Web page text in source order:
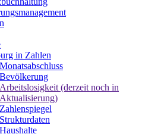
in Zahlen
Monatsabschluss
Bevölkerung
Arbeitslosigkeit (derzeit noch in
Aktualisierung)
Zahlenspiegel
Strukturdaten
Haushalte